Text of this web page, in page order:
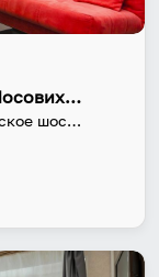
Moment House (Момент Хаус) на Носовихинское шоссе27
Реутов, Студия ресниц, 27, Носовихинское шоссе, район Новокосино, Реутов, Москва, Центральный федеральный округ, 143962, Россия